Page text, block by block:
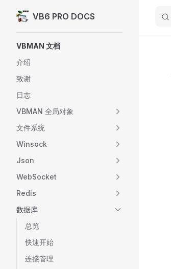
Skip to content
VB6 PRO DOCS
VBMAN 文档
介绍
致谢
日志
VBMAN 全局对象
文件系统
Winsock
Json
WebSocket
Redis
数据库
总览
快速开始
连接管理